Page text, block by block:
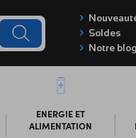
Soldes
Notre blog
ENERGIE ET
ALIMENTATION